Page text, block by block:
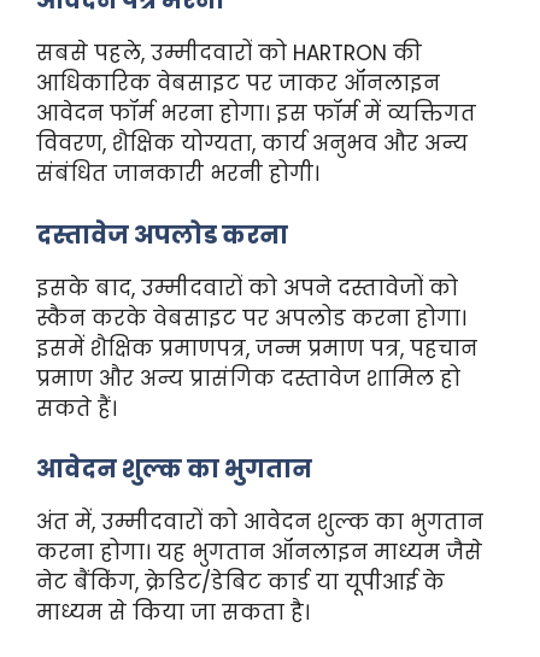
सबसे पहले, उम्मीदवारों को HARTRON की
आधिकारिक वेबसाइट पर जाकर ऑनलाइन
आवेदन फॉर्म भरना होगा। इस फॉर्म में व्यक्तिगत
विवरण, शैक्षिक योग्यता, कार्य अनुभव और अन्य
संबंधित जानकारी भरनी होगी।
दस्तावेज अपलोड करना
इसके बाद, उम्मीदवारों को अपने दस्तावेजों को
स्कैन करके वेबसाइट पर अपलोड करना होगा।
इसमें शैक्षिक प्रमाणपत्र, जन्म प्रमाण पत्र, पहचान
प्रमाण और अन्य प्रासंगिक दस्तावेज शामिल हो
सकते हैं।
आवेदन शुल्क का भुगतान
अंत में, उम्मीदवारों को आवेदन शुल्क का भुगतान
करना होगा। यह भुगतान ऑनलाइन माध्यम जैसे
नेट बैंकिंग, क्रेडिट/डेबिट कार्ड या यूपीआई के
माध्यम से किया जा सकता है।